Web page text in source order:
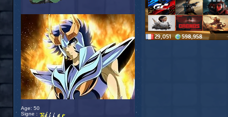
Age: 50
Signe :